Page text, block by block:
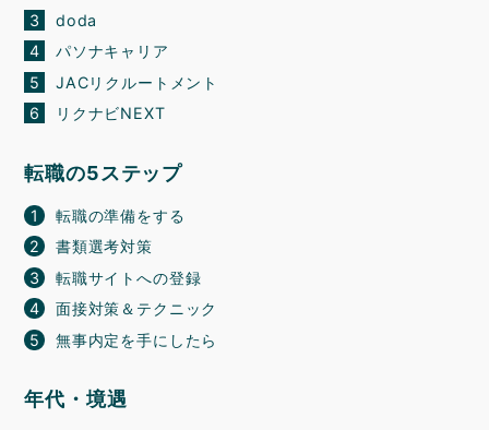
doda
パソナキャリア
JACリクルートメント
リクナビNEXT
転職の5ステップ
転職の準備をする
書類選考対策
転職サイトへの登録
面接対策＆テクニック
無事内定を手にしたら
年代・境遇